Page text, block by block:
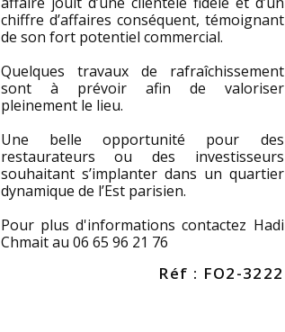
chiffre d’affaires conséquent, témoignant
de son fort potentiel commercial.
Quelques travaux de rafraîchissement
sont à prévoir afin de valoriser
pleinement le lieu.
Une belle opportunité pour des
restaurateurs ou des investisseurs
souhaitant s’implanter dans un quartier
dynamique de l’Est parisien.
Pour plus d'informations contactez Hadi
Chmait au 06 65 96 21 76
Réf : FO2-3222